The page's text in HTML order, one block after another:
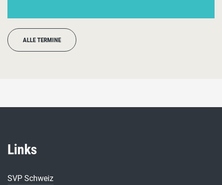
ALLE TERMINE
Links
SVP Schweiz